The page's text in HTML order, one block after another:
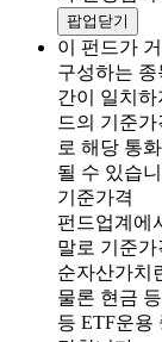
팝업닫기
이 펀드가
구성하는 종
간이 일치
드의 기준가
로 해당 통
될 수 있습
기준가격
펀드업계에
말로 기준
순자산가치
물론 현금
등 ETF운용